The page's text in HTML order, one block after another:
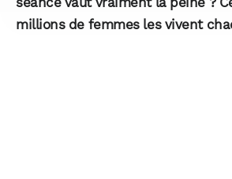
millions de femmes les vivent